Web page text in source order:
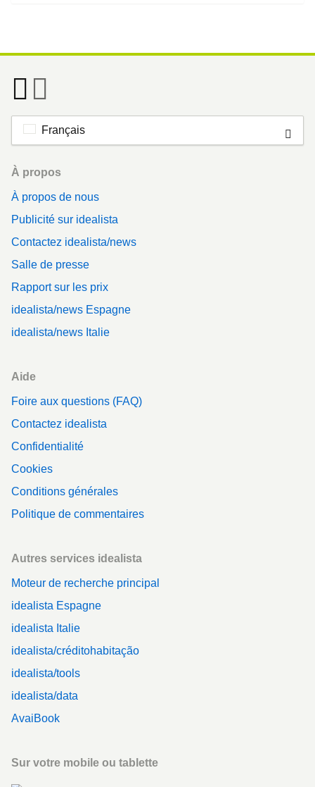
Français
Footer
À propos
À propos de nous
Publicité sur idealista
Contactez idealista/news
Salle de presse
Rapport sur les prix
idealista/news Espagne
idealista/news Italie
Aide
Foire aux questions (FAQ)
Contactez idealista
Confidentialité
Cookies
Conditions générales
Politique de commentaires
Autres services idealista
Moteur de recherche principal
idealista Espagne
idealista Italie
idealista/créditohabitação
idealista/tools
idealista/data
AvaiBook
Sur votre mobile ou tablette